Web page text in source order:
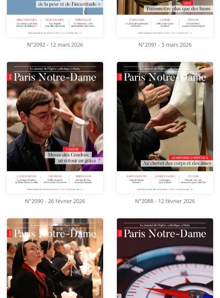
N°2092 - 12 mars 2026 N°2091 - 5 mars 2026
N°2090 - 26 février 2026 N°2088 - 12 février 2026